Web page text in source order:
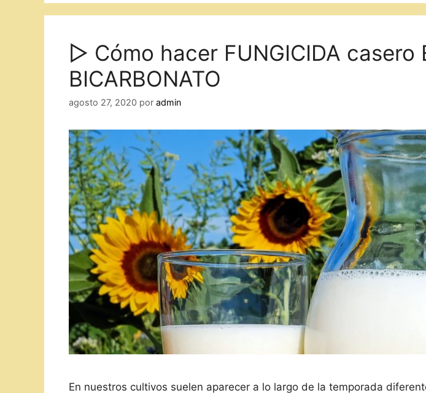
▷ Cómo hacer FUNGICIDA casero
BICARBONATO
agosto 27, 2020 por admin
En nuestros cultivos suelen aparecer a lo largo de la temporada